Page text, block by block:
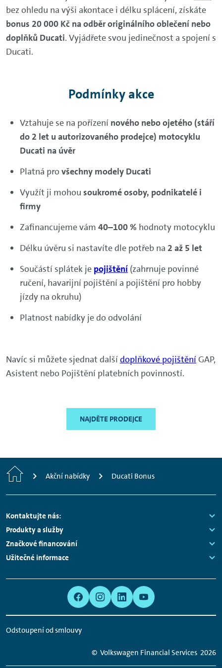
bez ohledu na výši akontace i délku splácení, získáte
bonus 20 000 Kč na odběr originálního oblečení nebo
doplňků Ducati. Vyjádřete svou jedinečnost a spojení s
Ducati.
Podmínky akce
Vztahuje se na pořízení nového nebo ojetého (stáří
do 2 let u autorizovaného prodejce) motocyklu
Ducati na úvěr
Platná pro všechny modely Ducati
Využít ji mohou soukromé osoby, podnikatelé i
firmy
Zafinancujeme vám 40–100 % hodnoty motocyklu
Délku úvěru si nastavíte dle potřeb na 2 až 5 let
Součástí splátek je pojištění (zahrnuje povinné
ručení, havarijní pojištění a pojištění pro hobby
jízdy na okruhu)
Platnost nabídky je do odvolání
Navíc si můžete sjednat dalšídoplňkové pojištěníGAP,
Asistent nebo Pojištění platebních povinností.
NAJDĚTE PRODEJCE
Home Akční nabídky Ducati Bonus
Footer
Navigation
Kontaktujte nás:
Links:
Produkty a služby
Links:
Značkové financování
Links:
Užitečné informace
Odstoupení od smlouvy
Network
Links
© Volkswagen Financial Services 2026